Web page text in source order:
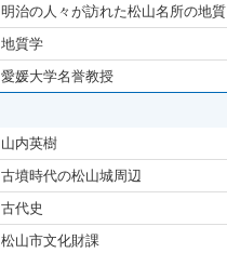
明治の人々が訪れた松山名所の地質
地質学
愛媛大学名誉教授
山内英樹
古墳時代の松山城周辺
古代史
松山市文化財課